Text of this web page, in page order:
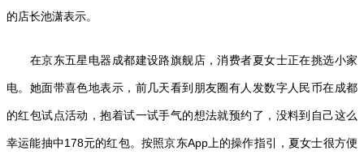
的店长池潇表示。
在京东五星电器成都建设路旗舰店，消费者夏女士正在挑选小家
电。她面带喜色地表示，前几天看到朋友圈有人发数字人民币在成都
的红包试点活动，抱着试一试手气的想法就预约了，没料到自己这么
幸运能抽中178元的红包。按照京东App上的操作指引，夏女士很方便